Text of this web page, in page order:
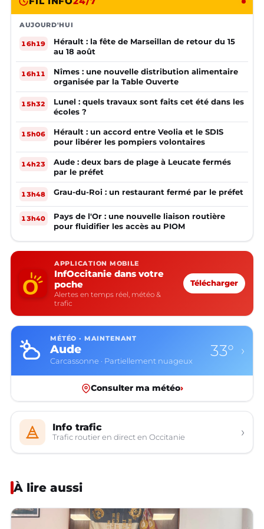
AUJOURD'HUI
16h19
Hérault : la fête de Marseillan de retour du 15
au 18 août
16h11
Nîmes : une nouvelle distribution alimentaire
organisée par la Table Ouverte
15h32
Lunel : quels travaux sont faits cet été dans les
écoles ?
15h06
Hérault : un accord entre Veolia et le SDIS
pour libérer les pompiers volontaires
14h23
Aude : deux bars de plage à Leucate fermés
par le préfet
13h48 Grau-du-Roi : un restaurant fermé par le préfet
13h40
Pays de l'Or : une nouvelle liaison routière
pour fluidifier les accès au PIOM
APPLICATION MOBILE
InfOccitanie dans votre
poche
Alertes en temps réel, météo &
trafic
Télécharger
MÉTÉO · MAINTENANT
Aude
Carcassonne · Partiellement nuageux
33° ›
Consulter ma météo›
Info trafic
Trafic routier en direct en Occitanie ›
À lire aussi